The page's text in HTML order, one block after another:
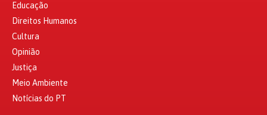
Educação
Direitos Humanos
Cultura
Opinião
Justiça
Meio Ambiente
Notícias do PT